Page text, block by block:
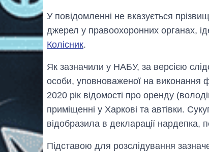
У повідомленні не вказується
джерел у правоохоронних органах,
Колісник.
Як зазначили у НАБУ, за версією
особи, уповноваженої на виконання
2020 рік відомості про оренду
приміщенні у Харкові та автівки.
відобразила в декларації нардепка,
Підставою для розслідування